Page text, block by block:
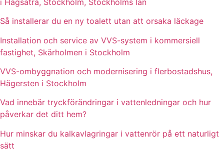
Så installerar du en ny toalett utan att orsaka läckage
Installation och service av VVS-system i kommersiell
fastighet, Skärholmen i Stockholm
VVS-ombyggnation och modernisering i flerbostadshus,
Hägersten i Stockholm
Vad innebär tryckförändringar i vattenledningar och hur
påverkar det ditt hem?
Hur minskar du kalkavlagringar i vattenrör på ett naturligt
sätt